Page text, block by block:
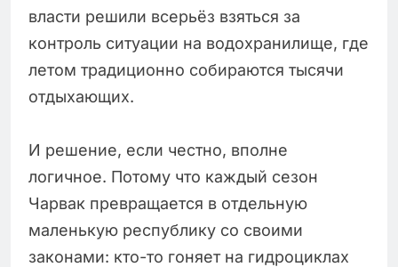
власти решили всерьёз взяться за
контроль ситуации на водохранилище, где
летом традиционно собираются тысячи
отдыхающих.
И решение, если честно, вполне
логичное. Потому что каждый сезон
Чарвак превращается в отдельную
маленькую республику со своими
законами: кто-то гоняет на гидроциклах